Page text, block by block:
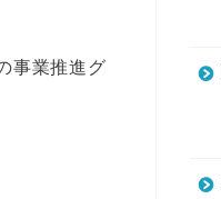
事業推進グ